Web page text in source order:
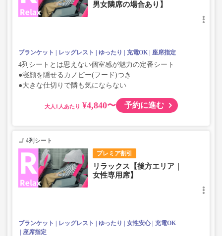
男女隣席の場合あり】
ブランケット レッグレスト ゆったり 充電OK 座席指定
4列シートとは思えない個室感が魅力の定番シート
●寝顔を隠せるカノピー(フード)つき
●大きな仕切りで隣も気にならない
大人 ¥4,840〜 予約に進む
プレミア割引
4列シート
リラックス【後方エリア｜
女性専用席】
ブランケット レッグレスト ゆったり 女性安心
充電OK
座席指定